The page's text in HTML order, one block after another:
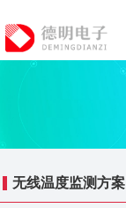
无线温度监测方案